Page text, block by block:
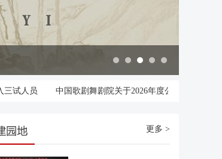
中国歌剧舞剧院关于2026年度公开招聘应届毕业生进入
更多 >